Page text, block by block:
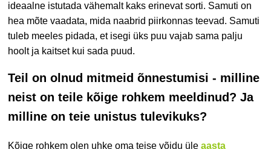
ideaalne istutada vähemalt kaks erinevat sorti. Samuti on
hea mõte vaadata, mida naabrid piirkonnas teevad. Samuti
tuleb meeles pidada, et isegi üks puu vajab sama palju
hoolt ja kaitset kui sada puud.
Teil on olnud mitmeid õnnestumisi - milline
neist on teile kõige rohkem meeldinud? Ja
milline on teie unistus tulevikuks?
Kõige rohkem olen uhke oma teise võidu üleaasta